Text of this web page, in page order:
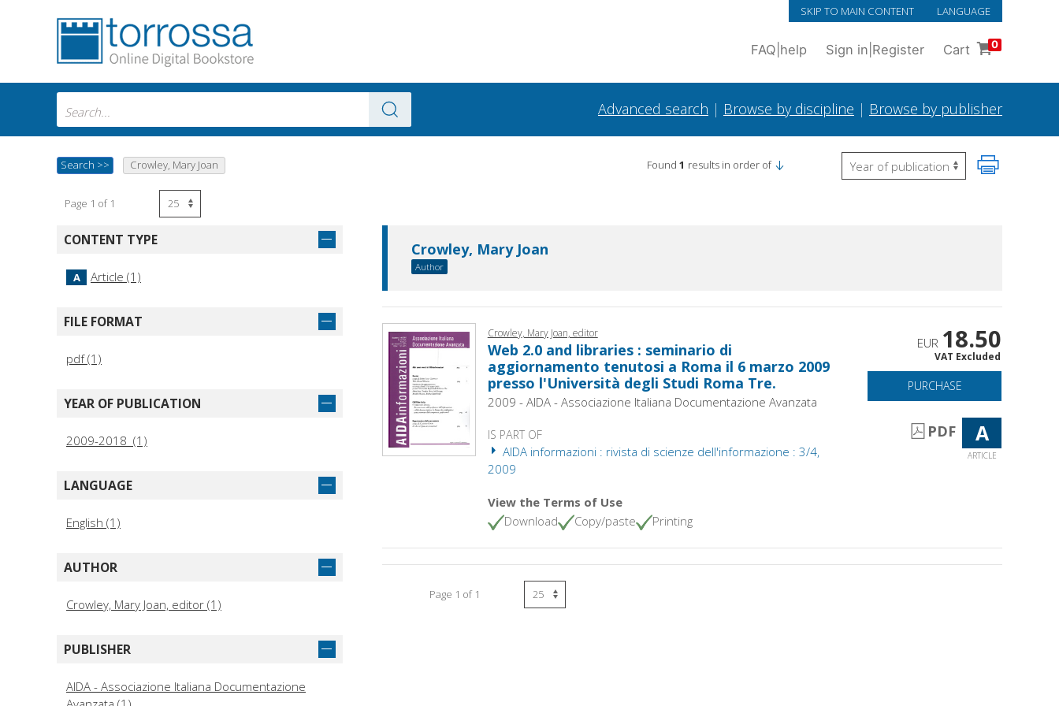
SKIP TO MAIN CONTENT LANGUAGE
FAQ help Sign in Register Cart 0
Advanced search | Browse by discipline | Browse by publisher
Search >> Crowley, Mary Joan Found 1 results in order of
Page 1 of 1
CONTENT TYPE
A Article (1)
FILE FORMAT
pdf (1)
YEAR OF PUBLICATION
2009-2018 (1)
LANGUAGE
English (1)
AUTHOR
Crowley, Mary Joan, editor (1)
PUBLISHER
AIDA - Associazione Italiana Documentazione
Crowley, Mary Joan
Author
Crowley, Mary Joan, editor
Web 2.0 and libraries : seminario di
aggiornamento tenutosi a Roma il 6 marzo 2009
presso l'Università degli Studi Roma Tre.
2009 - AIDA - Associazione Italiana Documentazione Avanzata
IS PART OF
AIDA informazioni : rivista di scienze dell'informazione : 3/4,
2009
View the Terms of Use
Download
Copy/paste Printing
EUR 18.50
VAT Excluded
PURCHASE
PDF A
ARTICLE
Page 1 of 1